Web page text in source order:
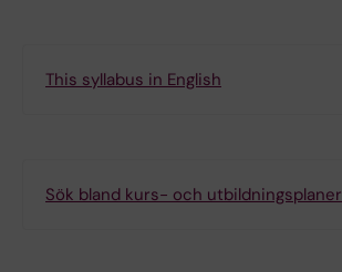
This syllabus in English
Sök bland kurs- och utbildningsplaner